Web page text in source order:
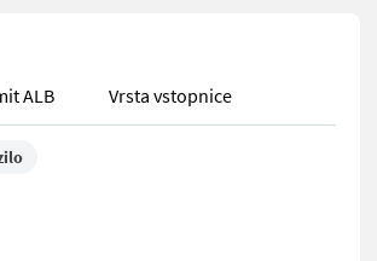
ALB Vrsta vstopnice